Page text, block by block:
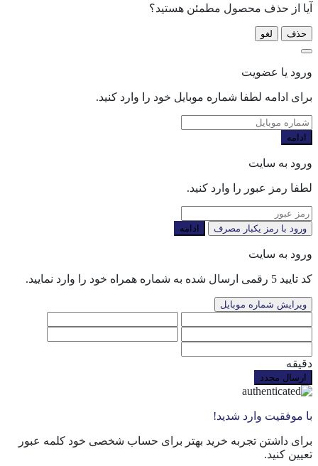
آیا از حذف محصول مطمئن هستید؟
حذف لغو
ورود یا عضویت
برای ادامه لطفا شماره موبایل خود را وارد کنید.
ادامه
ورود به سایت
لطفا رمز عبور را وارد کنید.
ورود با رمز یکبار مصرف ادامه
ورود به سایت
کد تایید 5 رقمی ارسال شده به شماره همراه خود را وارد نمایید.
ویرایش شماره موبایل
دقیقه
ارسال مجدد
با موفقیت وارد شدید!
برای داشتن تجربه خرید بهتر برای حساب شخصی خود کلمه عبور
تعیین کنید.